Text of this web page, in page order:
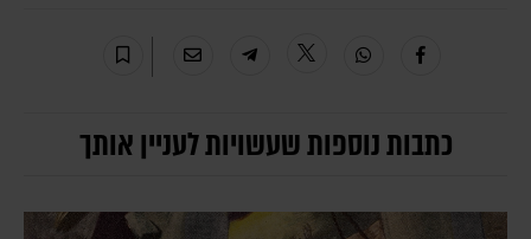
כתבות נוספות שעשויות לעניין אותך